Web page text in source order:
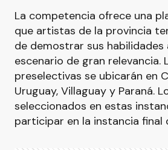
La competencia ofrece una
que artistas de la provincia
de demostrar sus habilidades
escenario de gran relevancia.
preselectivas se ubicarán en
Uruguay, Villaguay y Paraná.
seleccionados en estas
participar en la instancia final